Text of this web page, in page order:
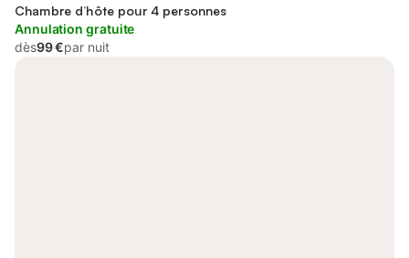
Chambre d’hôte pour 4 personnes
Annulation gratuite
dès99 €par nuit